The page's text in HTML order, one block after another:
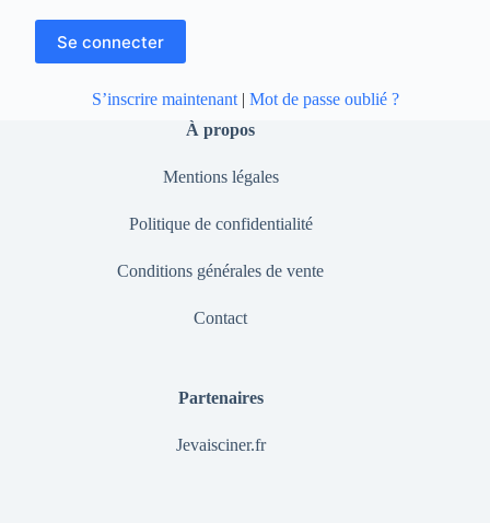
S’inscrire maintenant| Mot de passe oublié ?
À propos
Mentions légales
Politique de confidentialité
Conditions générales de vente
Contact
Partenaires
Jevaisciner.fr